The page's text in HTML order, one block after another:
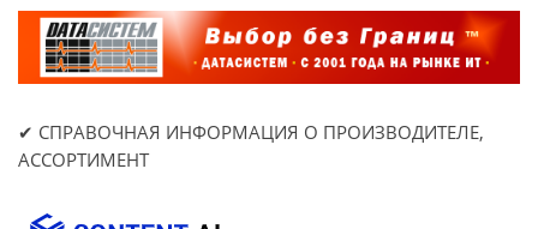
✔ СПРАВОЧНАЯ ИНФОРМАЦИЯ О ПРОИЗВОДИТЕЛЕ,
АССОРТИМЕНТ